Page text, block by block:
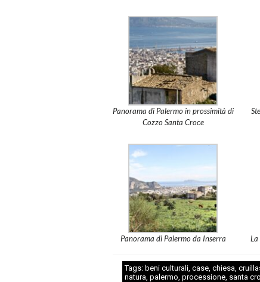
Panorama di Palermo in prossimità di
Cozzo Santa Croce
Panorama di Palermo da Inserra La
Tags: beni culturali ,case ,chiesa ,
natura ,palermo ,processione santa